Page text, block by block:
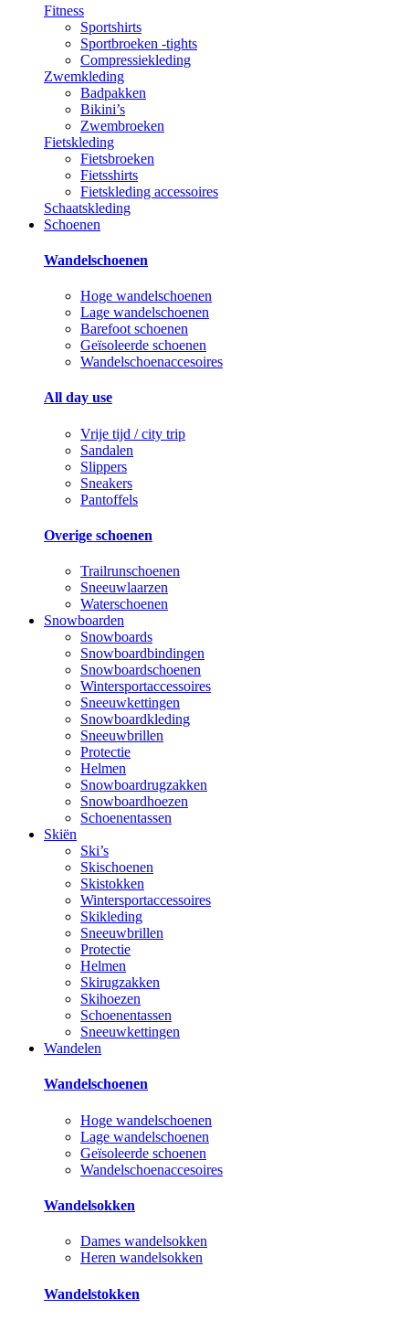
Fitness
Sportshirts
Sportbroeken -tights
Compressiekleding
Zwemkleding
Badpakken
Bikini’s
Zwembroeken
Fietskleding
Fietsbroeken
Fietsshirts
Fietskleding accessoires
Schaatskleding
Schoenen
Wandelschoenen
Hoge wandelschoenen
Lage wandelschoenen
Barefoot schoenen
Geïsoleerde schoenen
Wandelschoenaccesoires
All day use
Vrije tijd / city trip
Sandalen
Slippers
Sneakers
Pantoffels
Overige schoenen
Trailrunschoenen
Sneeuwlaarzen
Waterschoenen
Snowboarden
Snowboards
Snowboardbindingen
Snowboardschoenen
Wintersportaccessoires
Sneeuwkettingen
Snowboardkleding
Sneeuwbrillen
Protectie
Helmen
Snowboardrugzakken
Snowboardhoezen
Schoenentassen
Skiën
Ski’s
Skischoenen
Skistokken
Wintersportaccessoires
Skikleding
Sneeuwbrillen
Protectie
Helmen
Skirugzakken
Skihoezen
Schoenentassen
Sneeuwkettingen
Wandelen
Wandelschoenen
Hoge wandelschoenen
Lage wandelschoenen
Geïsoleerde schoenen
Wandelschoenaccesoires
Wandelsokken
Dames wandelsokken
Heren wandelsokken
Wandelstokken